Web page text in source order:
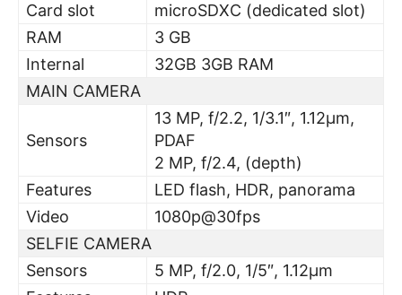
Card slot
microSDXC (dedicated slot)
RAM
3 GB
Internal
32GB 3GB RAM
MAIN CAMERA
Sensors
13 MP, f/2.2, 1/3.1″, 1.12µm,
PDAF
2 MP, f/2.4, (depth)
Features
LED flash, HDR, panorama
Video
1080p@30fps
SELFIE CAMERA
Sensors
5 MP, f/2.0, 1/5″, 1.12µm